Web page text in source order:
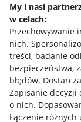
My i nasi
w celach:
Przechowywanie
nich.
treści, badanie
bezpieczeństwa,
błędów.
Zapisanie decyzji
o nich.
Łączenie różnych
Mapa miejscowości
Informacje
Regulamin
Polityka plików
Ustawienia